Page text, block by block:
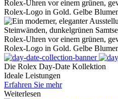
Die Rolex Day‑Date Kollektion
Ideale Leistungen
Erfahren Sie mehr
Weiterlesen